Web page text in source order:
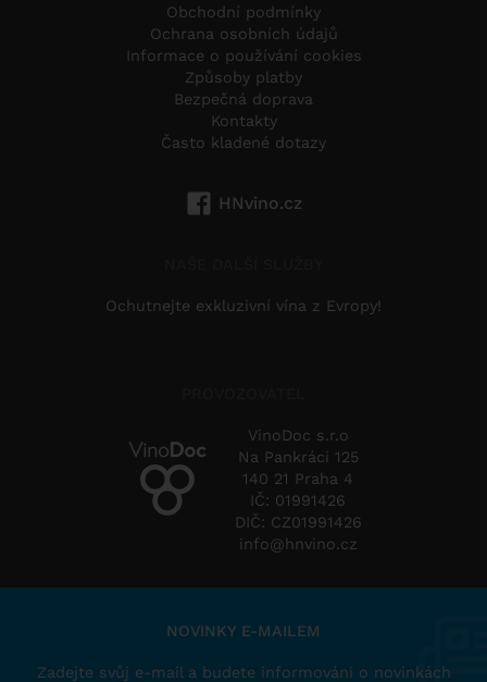
Obchodní podmínky
Ochrana osobních údajů
Informace o používání cookies
Způsoby platby
Bezpečná doprava
Kontakty
Často kladené dotazy
HNvino.cz
Ochutnejte exkluzivní vína z Evropy!
VinoDoc s.r.o
Na Pankráci 125
140 21 Praha 4
IČ: 01991426
DIČ: CZ01991426
info@hnvino.cz
NOVINKY E-MAILEM
Zadejte svůj e-mail a budete informováni o novinkách